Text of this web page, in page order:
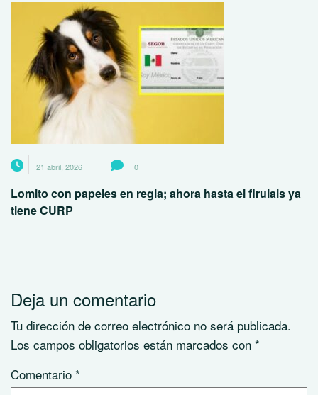
21 abril, 2026 0
Lomito con papeles en regla; ahora hasta el firulais ya
tiene CURP
Deja un comentario
Tu dirección de correo electrónico no será publicada.
Los campos obligatorios están marcados con *
Comentario *